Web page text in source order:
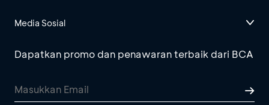
Media Sosial
Dapatkan promo dan penawaran terbaik dari BCA